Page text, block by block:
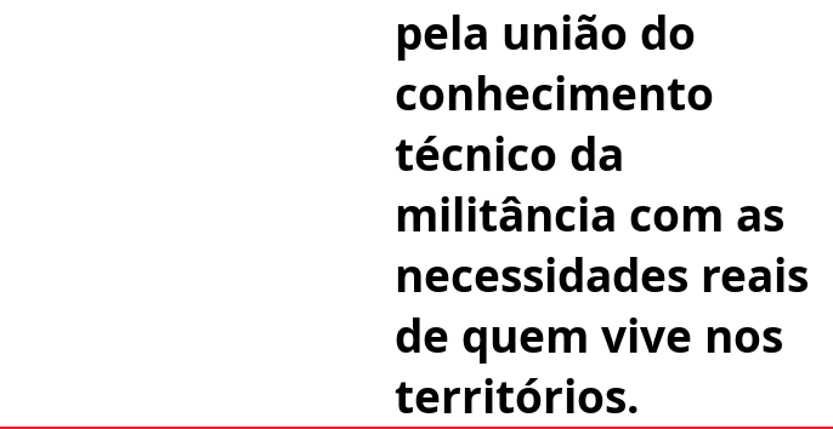
pela união do
conhecimento
técnico da
militância com as
necessidades reais
de quem vive nos
territórios.